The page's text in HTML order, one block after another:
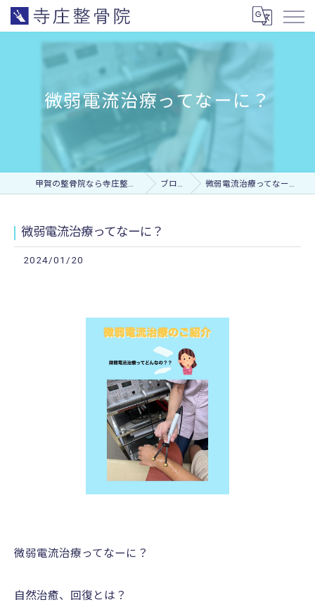
微弱電流治療ってなーに？
甲賀の整骨院なら寺庄整骨院 ブログ 微弱電流治療ってなーに？
微弱電流治療ってなーに？
2024/01/20
微弱電流治療ってなーに？
自然治癒、回復とは？